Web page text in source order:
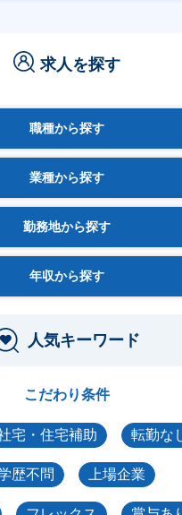
求人を探す
職種から探す
業種から探す
勤務地から探す
年収から探す
人気キーワード
こだわり条件
宅・住宅補助 転勤な
歴不問 上場企業